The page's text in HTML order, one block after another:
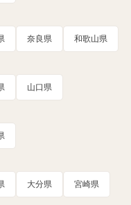
奈良県 和歌山県
山口県
大分県 宮崎県